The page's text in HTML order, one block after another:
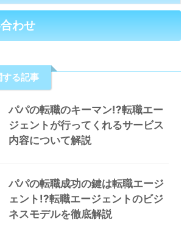
わせ
る記事
パパの転職のキーマン!?転職エー
ジェントが行ってくれるサービス
内容について解説
パパの転職成功の鍵は転職エージ
ェント!?転職エージェントのビジ
ネスモデルを徹底解説